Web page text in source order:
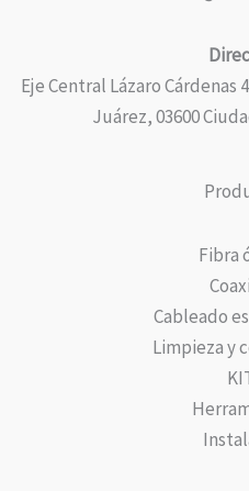
Eje Central Lázaro
Juárez, 03600
Fibra
Cableado
Limpieza y